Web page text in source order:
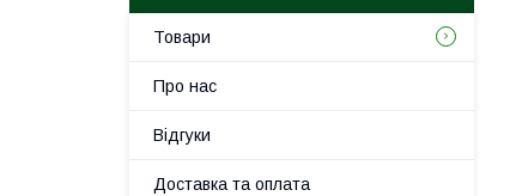
Товари
Про нас
Відгуки
Доставка та оплата